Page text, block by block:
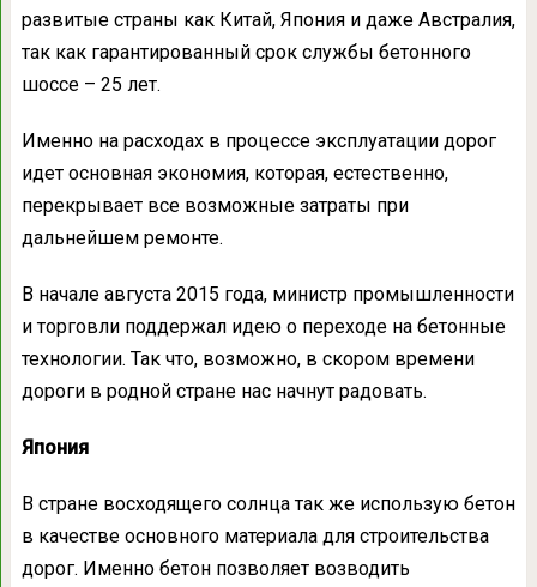
развитые страны как Китай, Япония и даже Австралия,
так как гарантированный срок службы бетонного
шоссе – 25 лет.
Именно на расходах в процессе эксплуатации дорог
идет основная экономия, которая, естественно,
перекрывает все возможные затраты при
дальнейшем ремонте.
В начале августа 2015 года, министр промышленности
и торговли поддержал идею о переходе на бетонные
технологии. Так что, возможно, в скором времени
дороги в родной стране нас начнут радовать.
Япония
В стране восходящего солнца так же использую бетон
в качестве основного материала для строительства
дорог. Именно бетон позволяет возводить